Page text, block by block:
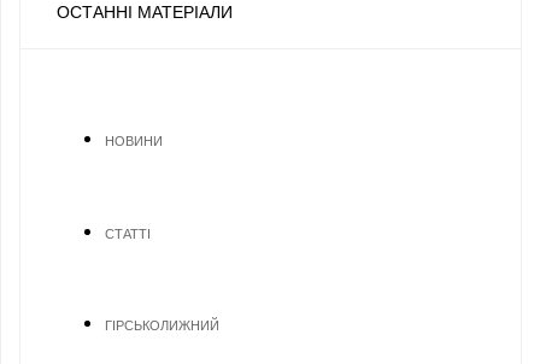
ОСТАННІ МАТЕРІАЛИ
НОВИНИ
СТАТТІ
ГІРСЬКОЛИЖНИЙ